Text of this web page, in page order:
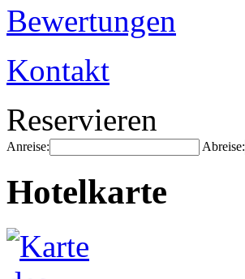
Bewertungen
Kontakt
Reservieren
Anreise: Abreise:
Hotelkarte